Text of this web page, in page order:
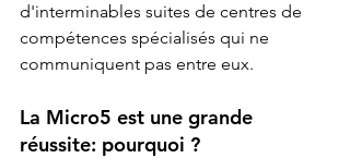
d'interminables suites de centres de
compétences spécialisés qui ne
communiquent pas entre eux.
La Micro5 est une grande
réussite: pourquoi ?